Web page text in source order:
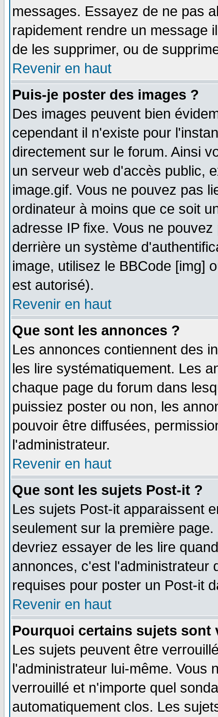
messages. Essayez de ne pas
rapidement rendre un message
de les supprimer, ou de
Revenir en haut
Puis-je poster des images ?
Des images peuvent bien
cependant il n'existe pour
directement sur le forum. Ainsi
un serveur web d'accès public,
image.gif. Vous ne pouvez pas
ordinateur à moins que ce soit
adresse IP fixe. Vous ne
derrière un système
image, utilisez le BBCode [img]
est autorisé).
Revenir en haut
Que sont les annonces ?
Les annonces contiennent des
les lire systématiquement. Les
chaque page du forum dans
puissiez poster ou non, les
pouvoir être diffusées,
l'administrateur.
Revenir en haut
Que sont les sujets Post-it ?
Les sujets Post-it apparaissent
seulement sur la première
devriez essayer de les lire
annonces, c'est l'administrateur
requises pour poster un Post-it
Revenir en haut
Pourquoi certains sujets sont
Les sujets peuvent être
l'administrateur lui-même. Vous
verrouillé et n'importe quel
automatiquement clos. Les